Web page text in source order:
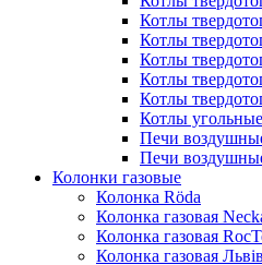
Котлы
Котлы
Котлы
Котлы
Котлы
Котлы
Печи
Печи
Колонки газовые
Колонка Rӧda
Колонка газовая
Колонка газовая
Колонка газовая